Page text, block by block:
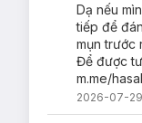
Dạ nếu
tiếp để
mụn trước
Để được
m.me/
2026-07-